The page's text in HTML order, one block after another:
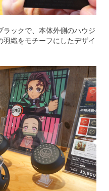
ラックで、本体外側のハウジ
織をモチーフにしたデザイ